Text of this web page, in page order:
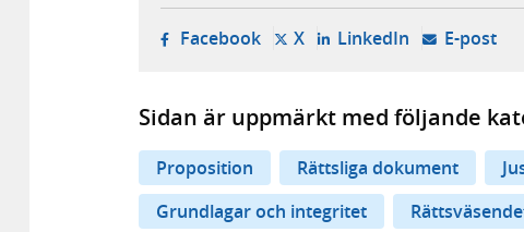
Facebook- öppnas i ny flik, extern
X- öppnas i ny flik, extern
LinkedIn- öppnas i ny
E-post-
Sidan är uppmärkt med följande
Proposition Rättsliga dokument
Grundlagar och integritet